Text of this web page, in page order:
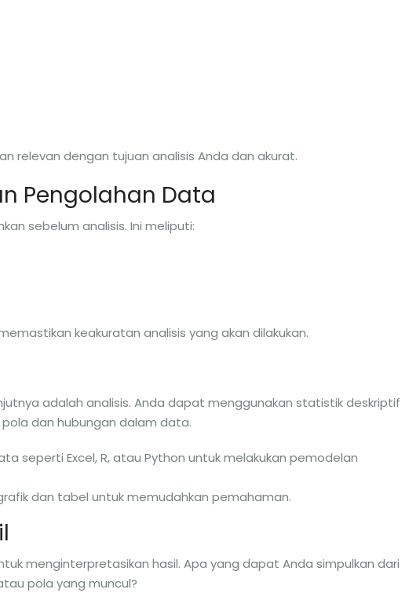
relevan dengan tujuan analisis Anda dan akurat.
Pengolahan Data
sebelum analisis. Ini meliputi:
keakuratan analisis yang akan dilakukan.
adalah analisis. Anda dapat menggunakan statistik deskriptif
dan hubungan dalam data.
seperti Excel, R, atau Python untuk melakukan pemodelan
dan tabel untuk memudahkan pemahaman.
menginterpretasikan hasil. Apa yang dapat Anda simpulkan dari
pola yang muncul?